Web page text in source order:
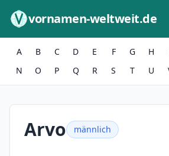
vornamen-weltweit.de
A B C D E F G H
N
O P Q R S T U
Arvo männlich